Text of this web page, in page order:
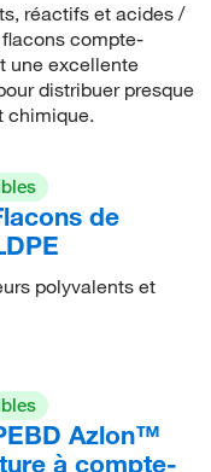
réactifs et acides /
compte-
une excellente
distribuer presque
chimique.
de
polyvalents et
Azlon™
à compte-